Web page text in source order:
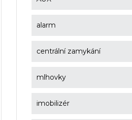
alarm
centrální zamykání
mlhovky
imobilizér